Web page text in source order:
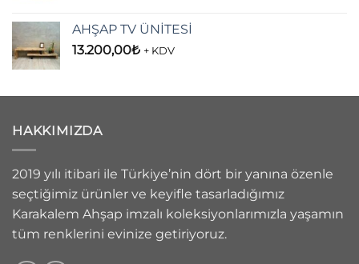
AHŞAP TV ÜNİTESİ
13.200,00₺ + KDV
HAKKIMIZDA
2019 yılı itibari ile Türkiye’nin dört bir yanına özenle
seçtiğimiz ürünler ve keyifle tasarladığımız
Karakalem Ahşap imzalı koleksiyonlarımızla yaşamın
tüm renklerini evinize getiriyoruz.